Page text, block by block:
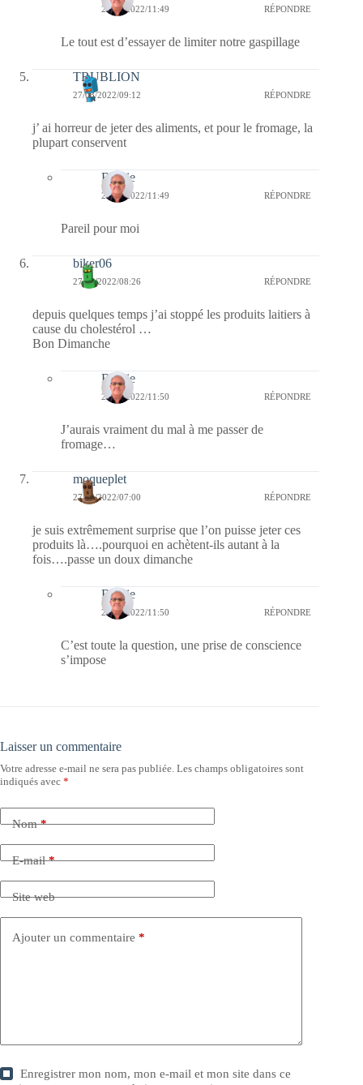
27/03/2022/11:49 RÉPONDRE
Le tout est d’essayer de limiter notre gaspillage
TRUBLION
27/03/2022/09:12 RÉPONDRE
j’ ai horreur de jeter des aliments, et pour le fromage, la
plupart conservent
Bernie
27/03/2022/11:49 RÉPONDRE
Pareil pour moi
biker06
27/03/2022/08:26 RÉPONDRE
depuis quelques temps j’ai stoppé les produits laitiers à
cause du cholestérol …
Bon Dimanche
Bernie
27/03/2022/11:50 RÉPONDRE
J’aurais vraiment du mal à me passer de
fromage…
moqueplet
27/03/2022/07:00 RÉPONDRE
je suis extrêmement surprise que l’on puisse jeter ces
produits là….pourquoi en achètent-ils autant à la
fois….passe un doux dimanche
Bernie
27/03/2022/11:50 RÉPONDRE
C’est toute la question, une prise de conscience
s’impose
Laisser un commentaire
Votre adresse e-mail ne sera pas publiée. Les champs obligatoires sont
indiqués avec *
Nom*
E-mail*
Site web
Ajouter un commentaire *
Enregistrer mon nom, mon e-mail et mon site dans ce